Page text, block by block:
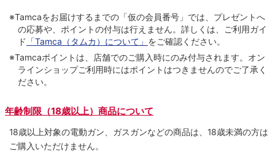
※Tamcaをお届けするまでの「仮の会員番号」では、プレゼントへ
の応募や、ポイントの付与は⾏えません。詳しくは、ご利⽤ガイ
ド 「Tamca（タムカ）について」 をご確認ください。
※Tamcaポイントは、店舗でのご購⼊時にのみ付与されます。オン
ラインショップご利用時にはポイントはつきませんのでご了承く
ださい。
年齢制限（18歳以上）商品について
18歳以上対象の電動ガン、ガスガンなどの商品は、18歳未満の方は
ご購入いただけません。